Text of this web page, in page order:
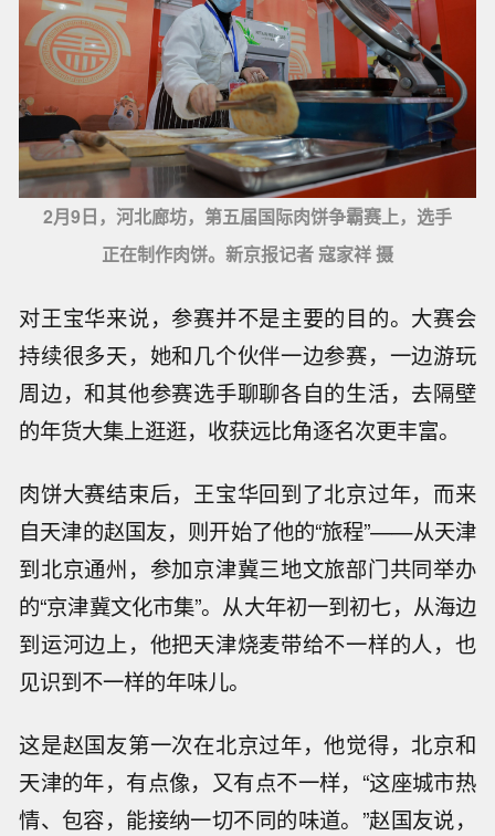
2月9日，河北廊坊，第五届国际肉饼争霸赛上，选手
正在制作肉饼。新京报记者 寇家祥 摄
对王宝华来说，参赛并不是主要的目的。大赛会
持续很多天，她和几个伙伴一边参赛，一边游玩
周边，和其他参赛选手聊聊各自的生活，去隔壁
的年货大集上逛逛，收获远比角逐名次更丰富。
肉饼大赛结束后，王宝华回到了北京过年，而来
自天津的赵国友，则开始了他的“旅程”——从天津
到北京通州，参加京津冀三地文旅部门共同举办
的“京津冀文化市集”。从大年初一到初七，从海边
到运河边上，他把天津烧麦带给不一样的人，也
见识到不一样的年味儿。
这是赵国友第一次在北京过年，他觉得，北京和
天津的年，有点像，又有点不一样，“这座城市热
情、包容，能接纳一切不同的味道。”赵国友说，